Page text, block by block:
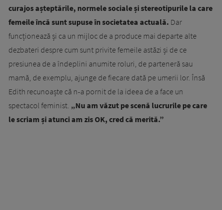
curajos așteptările, normele sociale și stereotipurile la care
femeile încă sunt supuse în societatea actuală. Dar
funcționează și ca un mijloc de a produce mai departe alte
dezbateri despre cum sunt privite femeile astăzi și de ce
presiunea de a îndeplini anumite roluri, de parteneră sau
mamă, de exemplu, ajunge de fiecare dată pe umerii lor. Însă
Edith recunoaște că n-a pornit de la ideea de a face un
spectacol feminist. „Nu am văzut pe scenă lucrurile pe care
le scriam și atunci am zis OK, cred că merită.”